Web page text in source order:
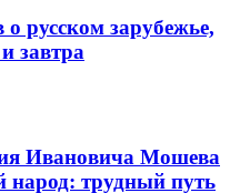
русском зарубежье,
завтра
Ивановича Мошева
народ: трудный путь